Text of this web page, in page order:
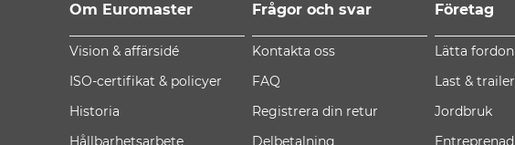
Om Euromaster
Vision & affärsidé
ISO-certifikat & policyer
Historia
Hållbarhetsarbete
Frågor och svar
Kontakta oss
FAQ
Registrera din retur
Delbetalning
Företag
Lätta fordon
Last & trailer
Jordbruk
Entreprenad